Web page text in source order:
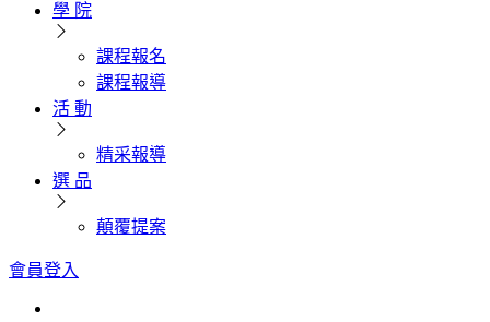
學 院
課程報名
課程報導
活 動
精采報導
選 品
顛覆提案
會員登入